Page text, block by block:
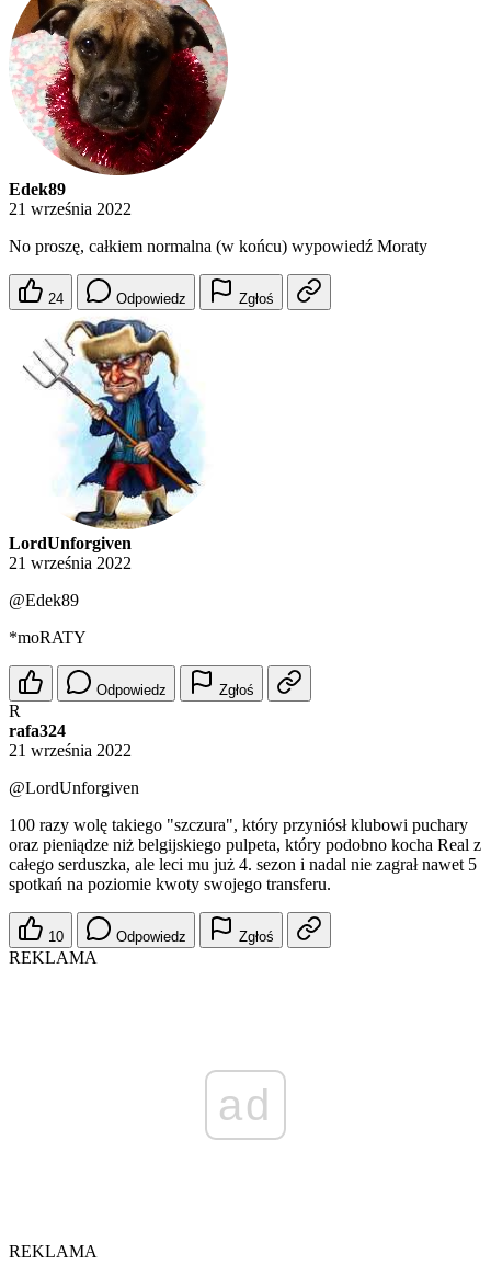
Edek89
21 września 2022
No proszę, całkiem normalna (w końcu) wypowiedź Moraty
24 Odpowiedz Zgłoś
LordUnforgiven
21 września 2022
@Edek89
*moRATY
Odpowiedz Zgłoś
R
rafa324
21 września 2022
@LordUnforgiven
100 razy wolę takiego "szczura", który przyniósł klubowi puchary
oraz pieniądze niż belgijskiego pulpeta, który podobno kocha Real z
całego serduszka, ale leci mu już 4. sezon i nadal nie zagrał nawet 5
spotkań na poziomie kwoty swojego transferu.
10 Odpowiedz Zgłoś
REKLAMA
ad
REKLAMA